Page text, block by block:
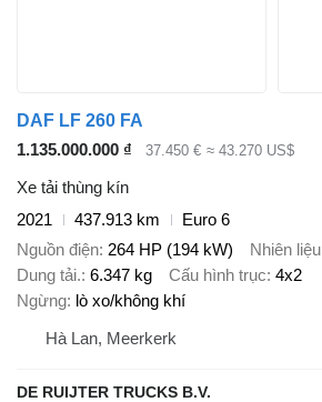
DAF LF 260 FA
1.135.000.000 ₫
37.450 € ≈ 43.270 US$
Xe tải thùng kín
2021
437.913 km
Euro 6
Nguồn điện 264 HP (194 kW) Nhiên liệu
Dung tải. 6.347 kg Cấu hình trục 4x2
Ngừng lò xo/không khí
Hà Lan, Meerkerk
DE RUIJTER TRUCKS B.V.